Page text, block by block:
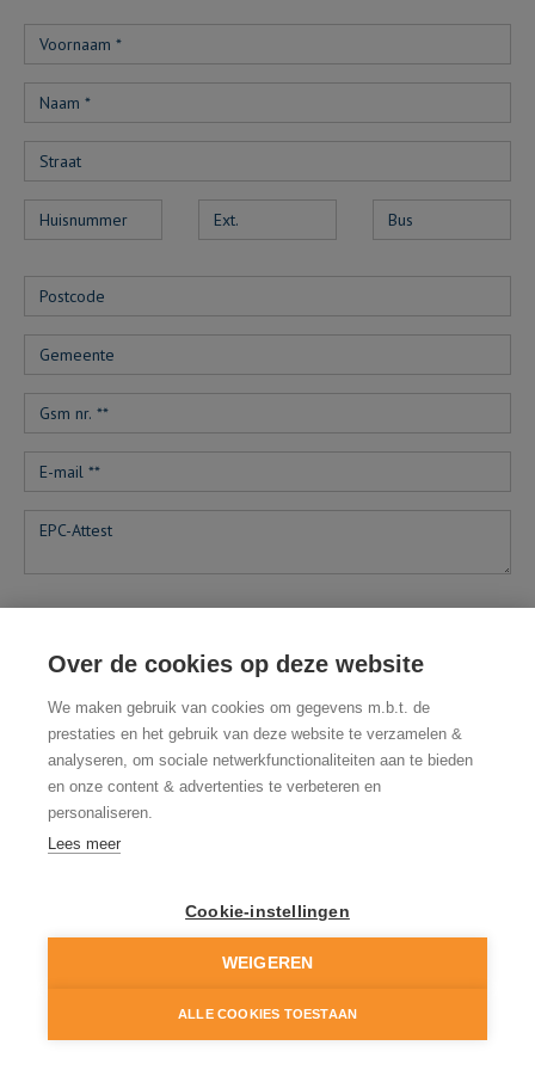
Ik heb het privacybeleid
van deze website gelezen en
ga hiermee akkoord.
Verplicht in te vullen
Over de cookies op deze website
We maken gebruik van cookies om gegevens m.b.t. de
prestaties en het gebruik van deze website te verzamelen &
analyseren, om sociale netwerkfunctionaliteiten aan te bieden
en onze content & advertenties te verbeteren en
personaliseren.
Lees meer
Cookie-instellingen
WEIGEREN
ALLE COOKIES TOESTAAN